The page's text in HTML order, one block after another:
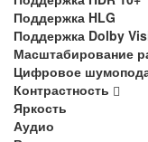
Поддержка HLG
Поддержка Dolby
Масштабирование
Цифровое
Контрастность
Яркость
Аудио